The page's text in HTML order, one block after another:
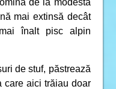
de la modesta
mai extinsă decât
înalt pisc alpin
de stuf, păstrează
care aici trăiau doar